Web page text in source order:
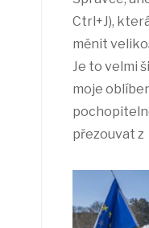
Ctrl+J),
měnit
Je to velmi
moje
přezouvat z